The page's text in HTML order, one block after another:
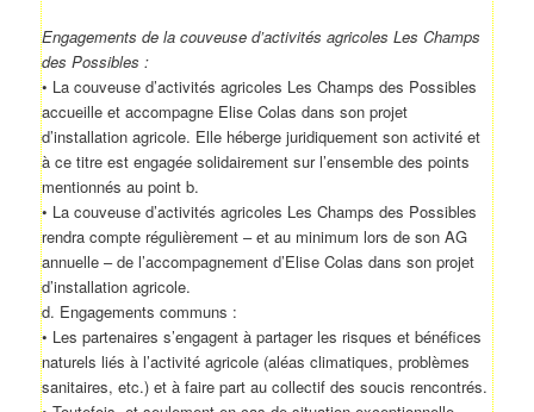
Engagements de la couveuse d’activités agricoles Les Champs
des Possibles :
• La couveuse d’activités agricoles Les Champs des Possibles
accueille et accompagne Elise Colas dans son projet
d’installation agricole. Elle héberge juridiquement son activité et
à ce titre est engagée solidairement sur l’ensemble des points
mentionnés au point b.
• La couveuse d’activités agricoles Les Champs des Possibles
rendra compte régulièrement – et au minimum lors de son AG
annuelle – de l’accompagnement d’Elise Colas dans son projet
d’installation agricole.
d. Engagements communs :
• Les partenaires s’engagent à partager les risques et bénéfices
naturels liés à l’activité agricole (aléas climatiques, problèmes
sanitaires, etc.) et à faire part au collectif des soucis rencontrés.